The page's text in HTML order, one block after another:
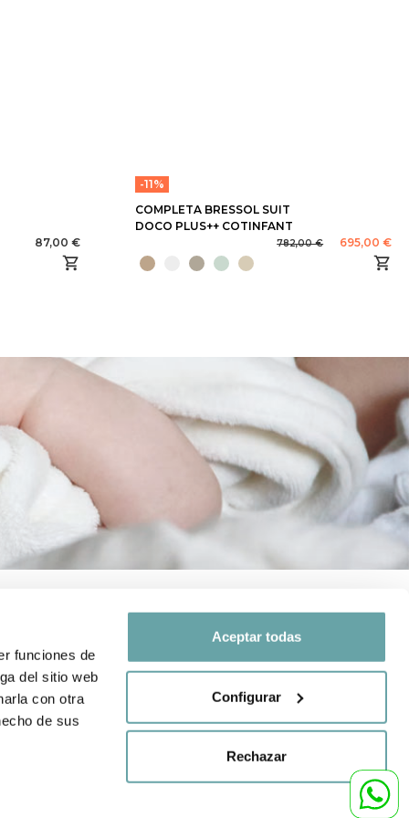
funciones de
del sitio web
con otra
de sus
Aceptar todas
Configurar
Rechazar
87,00 €
-11%
COMPLETA BRESSOL SUIT
DOCO PLUS++ COTINFANT
782,00 € 695,00 €
199,99€ AFEGIR A LA CISTELLA
SEGUEIX-NOS A
Comparteix la teva
#BITTIBEBE